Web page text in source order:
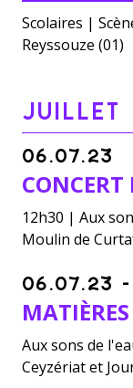
Scolaires |
Reyssouze (01)
JUILLET
06.07.23
12h30 | Aux
Moulin de
06.07.23
MATIÈRES
Aux sons de
Ceyzériat et